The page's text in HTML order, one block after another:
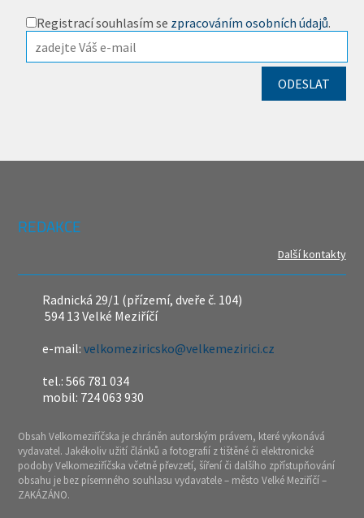
Registrací souhlasím se zpracováním osobních údajů.
REDAKCE
Další kontakty
Radnická 29/1 (přízemí, dveře č. 104)
594 13 Velké Meziříčí
e-mail:velkomeziricsko@velkemezirici.cz
tel.: 566 781 034
mobil: 724 063 930
Obsah Velkomeziříčska je chráněn autorským právem, které vykonává
vydavatel. Jakékoliv užití článků a fotografií z tištěné či elektronické
podoby Velkomeziříčska včetně převzetí, šíření či dalšího zpřístupňování
obsahu je bez písemného souhlasu vydavatele – město Velké Meziříčí –
ZAKÁZÁNO.